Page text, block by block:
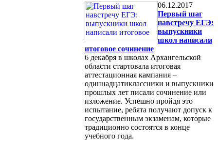
06.12.2017
Первый шаг
навстречу ЕГЭ:
выпускники
школ написали
итоговое сочинение
6 декабря в школах Архангельской
области стартовала итоговая
аттестационная кампания –
одиннадцатиклассники и выпускники
прошлых лет писали сочинение или
изложение. Успешно пройдя это
испытание, ребята получают допуск к
государственным экзаменам, которые
традиционно состоятся в конце
учебного года.